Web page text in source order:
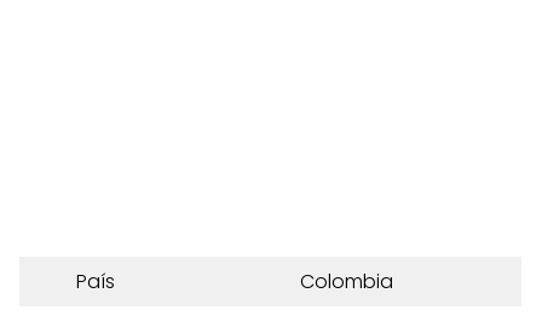
País
Colombia